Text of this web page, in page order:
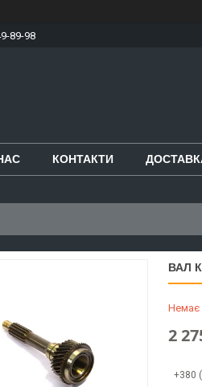
89-98
КОНТАКТИ
ВАЛ
Немає
2
+380